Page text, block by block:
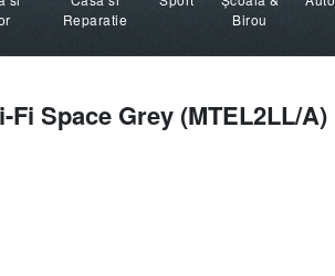
Reparatie
Birou
Space Grey (MTEL2LL/A)